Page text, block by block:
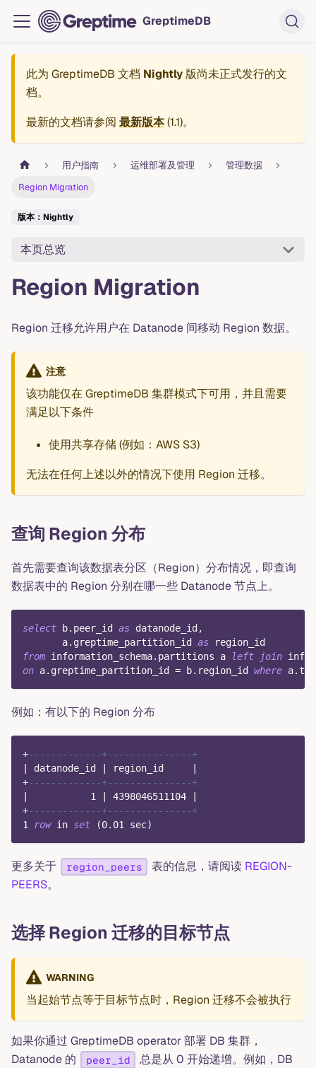
GreptimeDB
此为 GreptimeDB 文档 Nightly 版尚未正式发行的文
档。
最新的文档请参阅 最新版本(1.1)。
用户指南 运维部署及管理
管理数据
Region Migration
版本：Nightly
本页总览
Region Migration
Region 迁移允许用户在 Datanode 间移动 Region 数据。
注意
该功能仅在 GreptimeDB 集群模式下可用，并且需要
满足以下条件
使用共享存储 (例如：AWS S3)
无法在任何上述以外的情况下使用 Region 迁移。
查询 Region 分布
首先需要查询该数据表分区（Region）分布情况，即查询
数据表中的 Region 分别在哪一些 Datanode 节点上。
select b. peer_id as datanode_id ,
       a
. greptime_partition_id as region_id
from information_schema. partitions a left join
on a. greptime_partition_id = b. region_id where a.
例如：有以下的 Region 分布
+-------------+---------------+
datanode_id region_id
+-------------+---------------+
1 4398046511104
+-------------+---------------+
1 row in set (0.01 sec)
更多关于 region_peers 表的信息，请阅读 REGION-
PEERS。
选择 Region 迁移的目标节点
WARNING
当起始节点等于目标节点时，Region 迁移不会被执行
如果你通过 GreptimeDB operator 部署 DB 集群，
Datanode 的
peer_id
总是从 0 开始递增。例如，DB